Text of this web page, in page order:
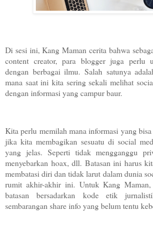
Di sesi ini, Kang Maman cerita bahwa
content creator, para blogger juga perlu
dengan berbagai ilmu. Salah satunya
mana saat ini kita sering sekali melihat
dengan informasi yang campur baur.
Kita perlu memilah mana informasi yang
jika kita membagikan sesuatu di social
yang jelas. Seperti tidak mengganggu
menyebarkan hoax, dll. Batasan ini harus
membatasi diri dan tidak larut dalam dunia
rumit akhir-akhir ini. Untuk Kang Maman,
batasan bersadarkan kode etik
sembarangan share info yang belum tentu